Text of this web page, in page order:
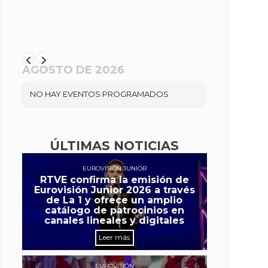
AGOSTO DE 2026
NO HAY EVENTOS PROGRAMADOS
ÚLTIMAS NOTICIAS
EUROVISIÓN JUNIOR
RTVE confirma la emisión de
Eurovisión Junior 2026 a través
de La 1 y ofrece un amplio
catálogo de patrocinios en
canales lineales y digitales
Leer más
EUROVISIÓN